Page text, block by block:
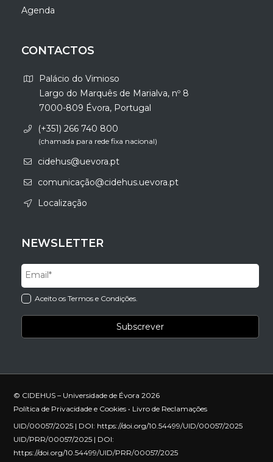
Agenda
CONTACTOS
Palácio do Vimioso
Largo do Marquês de Marialva, nº 8
7000-809 Évora, Portugal
(+351) 266 740 800
(chamada para rede fixa nacional)
cidehus@uevora.pt
comunicação@cidehus.uevora.pt
Localização
NEWSLETTER
Aceito os Termos e Condições.
© CIDEHUS – Universidade de Évora 2026
Política de Privacidade e Cookies • Livro de Reclamações
UID/00057/2025 | DOI: https://doi.org/10.54499/UID/00057/2025
UID/PRR/00057/2025 | DOI:
https://doi.org/10.54499/UID/PRR/00057/2025